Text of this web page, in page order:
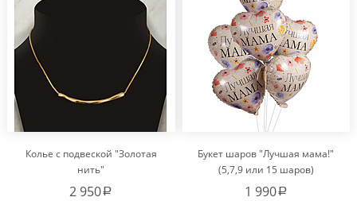
Колье с подвеской "Золотая
нить"
2 950a
Букет шаров "Лучшая мама!"
(5,7,9 или 15 шаров)
1 990a